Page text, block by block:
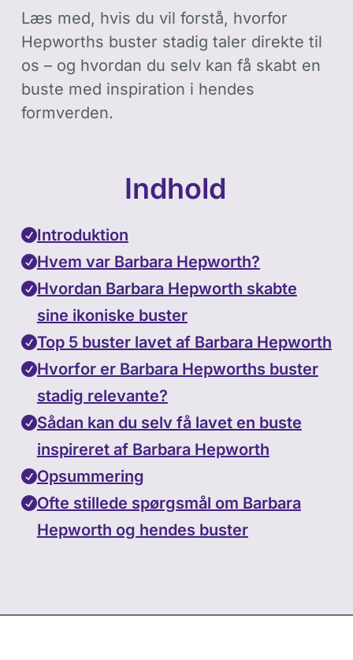
Læs med, hvis du vil forstå, hvorfor
Hepworths buster stadig taler direkte til
os – og hvordan du selv kan få skabt en
buste med inspiration i hendes
formverden.
Indhold
Introduktion
Hvem var Barbara Hepworth?
Hvordan Barbara Hepworth skabte
sine ikoniske buster
Top 5 buster lavet af Barbara Hepworth
Hvorfor er Barbara Hepworths buster
stadig relevante?
Sådan kan du selv få lavet en buste
inspireret af Barbara Hepworth
Opsummering
Ofte stillede spørgsmål om Barbara
Hepworth og hendes buster